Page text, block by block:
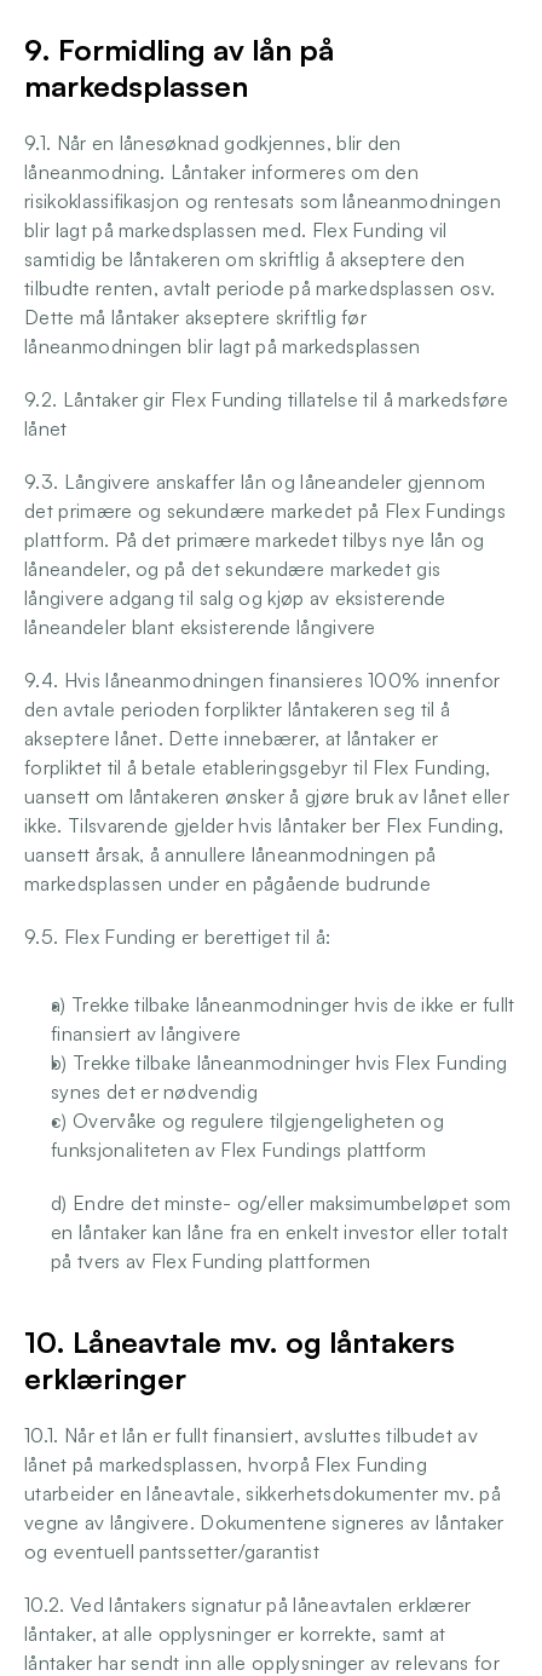
9. Formidling av lån på
markedsplassen
9.1. Når en lånesøknad godkjennes, blir den
låneanmodning. Låntaker informeres om den
risikoklassifikasjon og rentesats som låneanmodningen
blir lagt på markedsplassen med. Flex Funding vil
samtidig be låntakeren om skriftlig å akseptere den
tilbudte renten, avtalt periode på markedsplassen osv.
Dette må låntaker akseptere skriftlig før
låneanmodningen blir lagt på markedsplassen
9.2. Låntaker gir Flex Funding tillatelse til å markedsføre
lånet
9.3. Långivere anskaffer lån og låneandeler gjennom
det primære og sekundære markedet på Flex Fundings
plattform. På det primære markedet tilbys nye lån og
låneandeler, og på det sekundære markedet gis
långivere adgang til salg og kjøp av eksisterende
låneandeler blant eksisterende långivere
9.4. Hvis låneanmodningen finansieres 100% innenfor
den avtale perioden forplikter låntakeren seg til å
akseptere lånet. Dette innebærer, at låntaker er
forpliktet til å betale etableringsgebyr til Flex Funding,
uansett om låntakeren ønsker å gjøre bruk av lånet eller
ikke. Tilsvarende gjelder hvis låntaker ber Flex Funding,
uansett årsak, å annullere låneanmodningen på
markedsplassen under en pågående budrunde
9.5. Flex Funding er berettiget til å:
a) Trekke tilbake låneanmodninger hvis de ikke er fullt
finansiert av långivere
b) Trekke tilbake låneanmodninger hvis Flex Funding
synes det er nødvendig
c) Overvåke og regulere tilgjengeligheten og
funksjonaliteten av Flex Fundings plattform
d) Endre det minste- og/eller maksimumbeløpet som
en låntaker kan låne fra en enkelt investor eller totalt
på tvers av Flex Funding plattformen
10. Låneavtale mv. og låntakers
erklæringer
10.1. Når et lån er fullt finansiert, avsluttes tilbudet av
lånet på markedsplassen, hvorpå Flex Funding
utarbeider en låneavtale, sikkerhetsdokumenter mv. på
vegne av långivere. Dokumentene signeres av låntaker
og eventuell pantssetter/garantist
10.2. Ved låntakers signatur på låneavtalen erklærer
låntaker, at alle opplysninger er korrekte, samt at
låntaker har sendt inn alle opplysninger av relevans for